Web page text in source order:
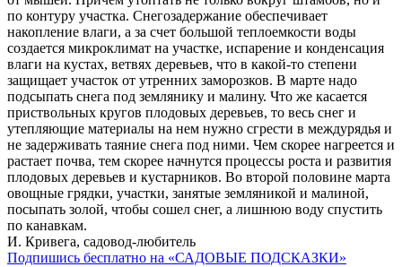
по контуру участка. Снегозадержание обеспечивает
накопление влаги, а за счет большой теплоемкости воды
создается микроклимат на участке, испарение и конденсация
влаги на кустах, ветвях деревьев, что в какой-то степени
защищает участок от утренних заморозков. В марте надо
подсыпать снега под землянику и малину. Что же касается
приствольных кругов плодовых деревьев, то весь снег и
утепляющие материалы на нем нужно сгрести в междурядья и
не задерживать таяние снега под ними. Чем скорее нагреется и
растает почва, тем скорее начнутся процессы роста и развития
плодовых деревьев и кустарников. Во второй половине марта
овощные грядки, участки, занятые земляникой и малиной,
посыпать золой, чтобы сошел снег, а лишнюю воду спустить
по канавкам.
И. Кривега, садовод-любитель
Подпишись бесплатно на «САДОВЫЕ ПОДСКАЗКИ»